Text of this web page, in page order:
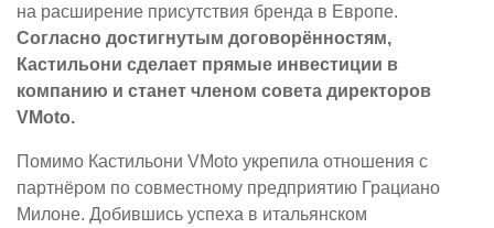
на расширение присутствия бренда в Европе.
Согласно достигнутым договорённостям,
Кастильони сделает прямые инвестиции в
компанию и станет членом совета директоров
VMoto.
Помимо Кастильони VMoto укрепила отношения с
партнёром по совместному предприятию Грациано
Милоне. Добившись успеха в итальянском